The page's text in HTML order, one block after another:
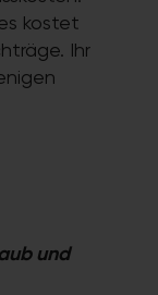
kostet
Ihr
und